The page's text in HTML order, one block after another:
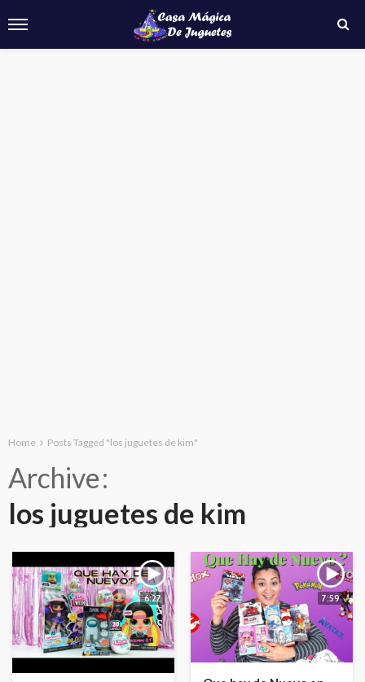
Home Posts Tagged "los juguetes de kim"
Archive
los juguetes de kim
6:27 7:59